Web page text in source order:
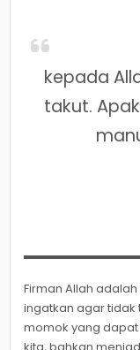
kepada
takut.
Firman Allah
ingatkan agar tidak
momok yang